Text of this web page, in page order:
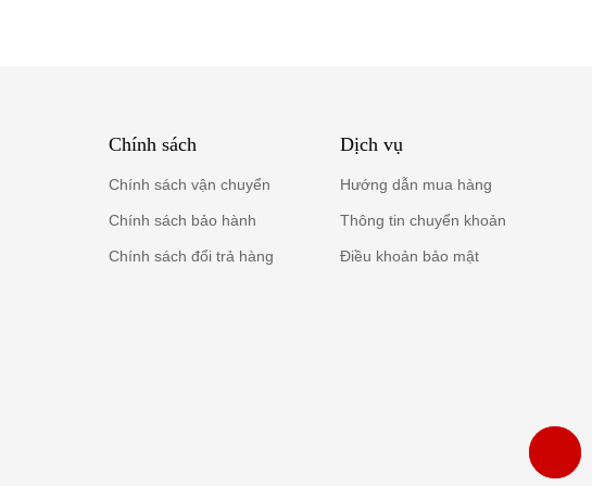
Chính sách
Chính sách vận chuyển
Chính sách bảo hành
Chính sách đổi trả hàng
Dịch vụ
Hướng dẫn mua hàng
Thông tin chuyển khoản
Điều khoản bảo mật